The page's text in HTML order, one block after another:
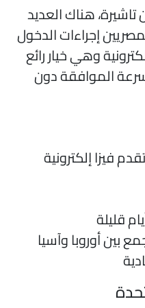
هناك العديد
إجراءات الدخول
وهي خيار رائع
الموافقة دون
إلكترونية
قليلة
أوروبا وآسيا